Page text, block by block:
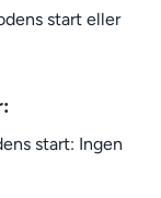
start eller
start: Ingen